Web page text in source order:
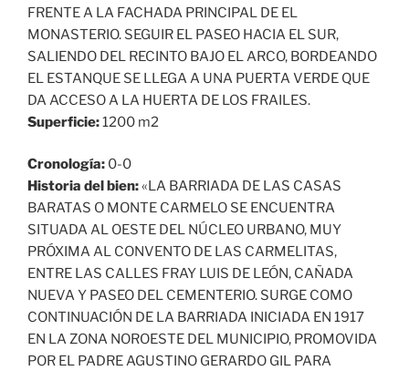
FRENTE A LA FACHADA PRINCIPAL DE EL
MONASTERIO. SEGUIR EL PASEO HACIA EL SUR,
SALIENDO DEL RECINTO BAJO EL ARCO, BORDEANDO
EL ESTANQUE SE LLEGA A UNA PUERTA VERDE QUE
DA ACCESO A LA HUERTA DE LOS FRAILES.
Superficie:1200 m2
Cronología: 0-0
Historia del bien:«LA BARRIADA DE LAS CASAS
BARATAS O MONTE CARMELO SE ENCUENTRA
SITUADA AL OESTE DEL NÚCLEO URBANO, MUY
PRÓXIMA AL CONVENTO DE LAS CARMELITAS,
ENTRE LAS CALLES FRAY LUIS DE LEÓN, CAÑADA
NUEVA Y PASEO DEL CEMENTERIO. SURGE COMO
CONTINUACIÓN DE LA BARRIADA INICIADA EN 1917
EN LA ZONA NOROESTE DEL MUNICIPIO, PROMOVIDA
POR EL PADRE AGUSTINO GERARDO GIL PARA